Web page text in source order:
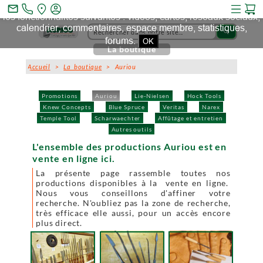
search
Promotions Auriou Lie-Nielsen
Hock Tools
Knew Concepts
Blue Spruce Veritas
Narex
Temple Tool
Scharwaechter
Affûtage et entretien
Autres outils
La boutique
Accueil >La boutique > Auriou
L'ensemble des productions Auriou est en
vente en ligne ici.
La présente page rassemble toutes nos
productions disponibles à la vente en ligne.
Nous vous conseillons d'affiner votre
recherche. N'oubliez pas la zone de recherche,
très efficace elle aussi, pour un accès encore
plus direct.
mail_outline
Ce site et des sites tiers qu'il utilise collectent des cookies pour
les fonctionnalités suivantes : vidéos, cartes, réseaux sociaux,
calendrier, commentaires, espace membre, statistiques,
forums. OK